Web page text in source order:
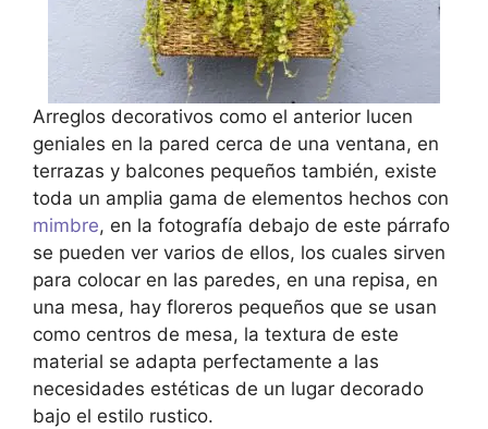
Arreglos decorativos como el anterior lucen
geniales en la pared cerca de una ventana, en
terrazas y balcones pequeños también, existe
toda un amplia gama de elementos hechos con
mimbre, en la fotografía debajo de este párrafo
se pueden ver varios de ellos, los cuales sirven
para colocar en las paredes, en una repisa, en
una mesa, hay floreros pequeños que se usan
como centros de mesa, la textura de este
material se adapta perfectamente a las
necesidades estéticas de un lugar decorado
bajo el estilo rustico.